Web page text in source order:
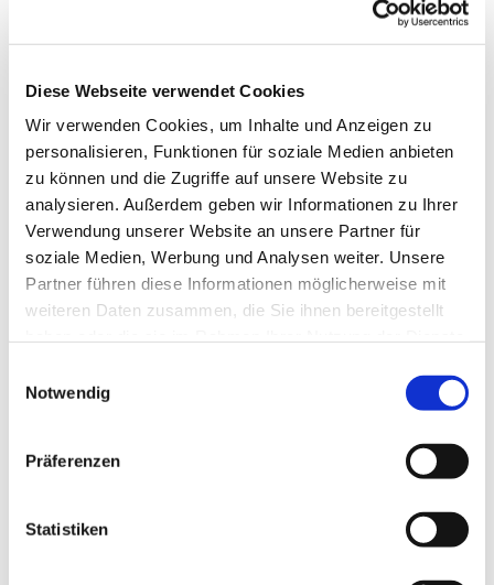
Diese Webseite verwendet Cookies
Wir verwenden Cookies, um Inhalte und Anzeigen zu
personalisieren, Funktionen für soziale Medien anbieten
zu können und die Zugriffe auf unsere Website zu
analysieren. Außerdem geben wir Informationen zu Ihrer
Verwendung unserer Website an unsere Partner für
soziale Medien, Werbung und Analysen weiter. Unsere
Partner führen diese Informationen möglicherweise mit
weiteren Daten zusammen, die Sie ihnen bereitgestellt
Notwendig
Präferenzen
Statistiken
Dies könnte Sie auch
interessieren